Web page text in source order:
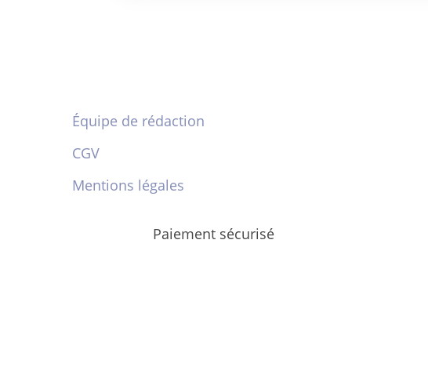
Équipe de rédaction
CGV
Mentions légales
Paiement sécurisé